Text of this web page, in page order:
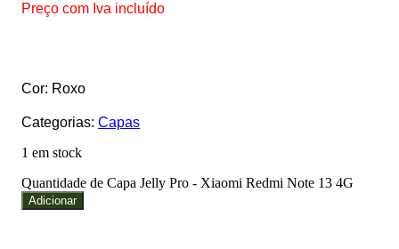
Preço com Iva incluído
Cor: Roxo
Categorias: Capas
1 em stock
Quantidade de Capa Jelly Pro - Xiaomi Redmi Note 13 4G
Adicionar